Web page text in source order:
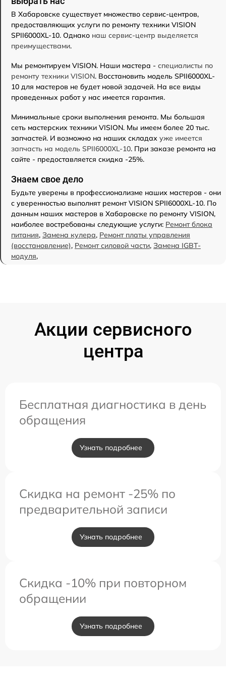
В Хабаровске существует множество сервис-центров,
предоставляющих услуги по ремонту техники VISION
SPII6000XL-10. Однако наш сервис-центр выделяется
преимуществами.
Мы ремонтируем VISION. Наши мастера - специалисты по
ремонту техники VISION. Восстановить модель SPII6000XL-
10 для мастеров не будет новой задачей. На все виды
проведенных работ у нас имеется гарантия.
Минимальные сроки выполнения ремонта. Мы большая
сеть мастерских техники VISION. Мы имеем более 20 тыс.
запчастей. И возможно на наших складах уже имеется
запчасть на модель SPII6000XL-10. При заказе ремонта на
сайте - предоставляется скидка -25%.
Знаем свое дело
Будьте уверены в профессионализме наших мастеров - они
с уверенностью выполнят ремонт VISION SPII6000XL-10. По
данным наших мастеров в Хабаровске по ремонту VISION,
наиболее востребованы следующие услуги: Ремонт блока
питания, Замена кулера, Ремонт платы управления
(восстановление), Ремонт силовой части, Замена IGBT-
модуля,
Акции сервисного
центра
Бесплатная диагностика в день
обращения
Узнать подробнее
Скидка на ремонт -25% по
предварительной записи
Узнать подробнее
Скидка -10% при повторном
обращении
Узнать подробнее